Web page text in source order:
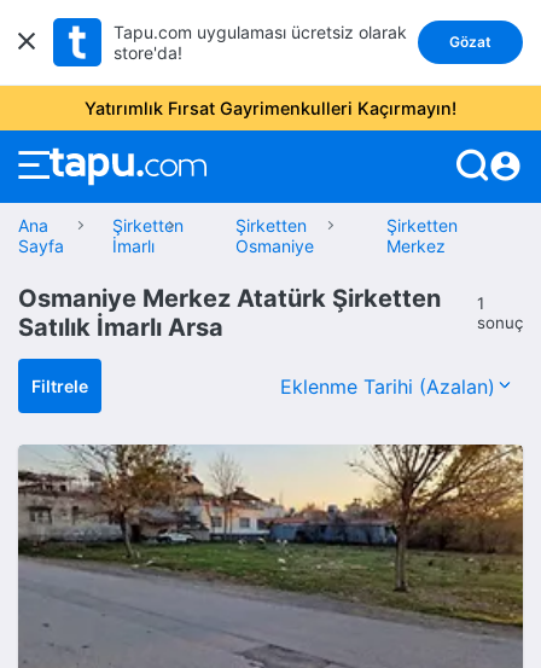
Tapu.com uygulaması ücretsiz olarak
store'da!
Gözat
Yatırımlık Fırsat Gayrimenkulleri Kaçırmayın!
account_circle
Ana
Sayfa
Şirketten
İmarlı
Şirketten
Osmaniye
Şirketten
Merkez
Osmaniye Merkez Atatürk Şirketten
Satılık İmarlı Arsa
1
sonuç
Filtrele